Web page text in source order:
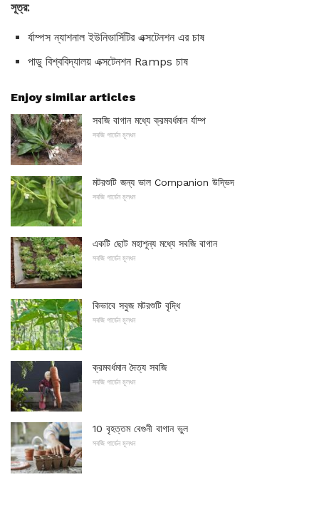
সূত্র:
র্যাম্পস ন্যাশনাল ইউনিভার্সিটির এক্সটেনশন এর চাষ
পাডু বিশ্ববিদ্যালয় এক্সটেনশন Ramps চাষ
Enjoy similar articles
সবজি বাগান মধ্যে ক্রমবর্ধমান র্যাম্প
সবজি গার্ডেন মূলধন
মটরশুটি জন্য ভাল Companion উদ্ভিদ
সবজি গার্ডেন মূলধন
একটি ছোট মহাশূন্য মধ্যে সবজি বাগান
সবজি গার্ডেন মূলধন
কিভাবে সবুজ মটরশুটি বৃদ্ধি
সবজি গার্ডেন মূলধন
ক্রমবর্ধমান দৈত্য সবজি
সবজি গার্ডেন মূলধন
10 বৃহত্তম বেগুনী বাগান ভুল
সবজি গার্ডেন মূলধন